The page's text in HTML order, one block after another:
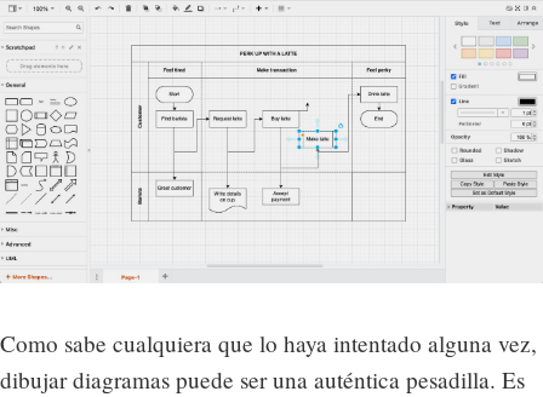
Como sabe cualquiera que lo haya intentado alguna vez,
dibujar diagramas puede ser una auténtica pesadilla. Es